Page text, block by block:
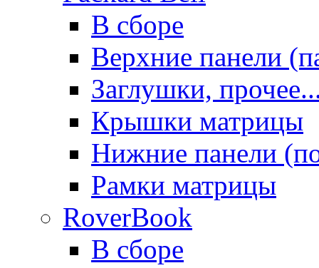
В сборе
Верхние панели
Заглушки,
Крышки матрицы
Нижние панели
Рамки матрицы
RoverBook
В сборе